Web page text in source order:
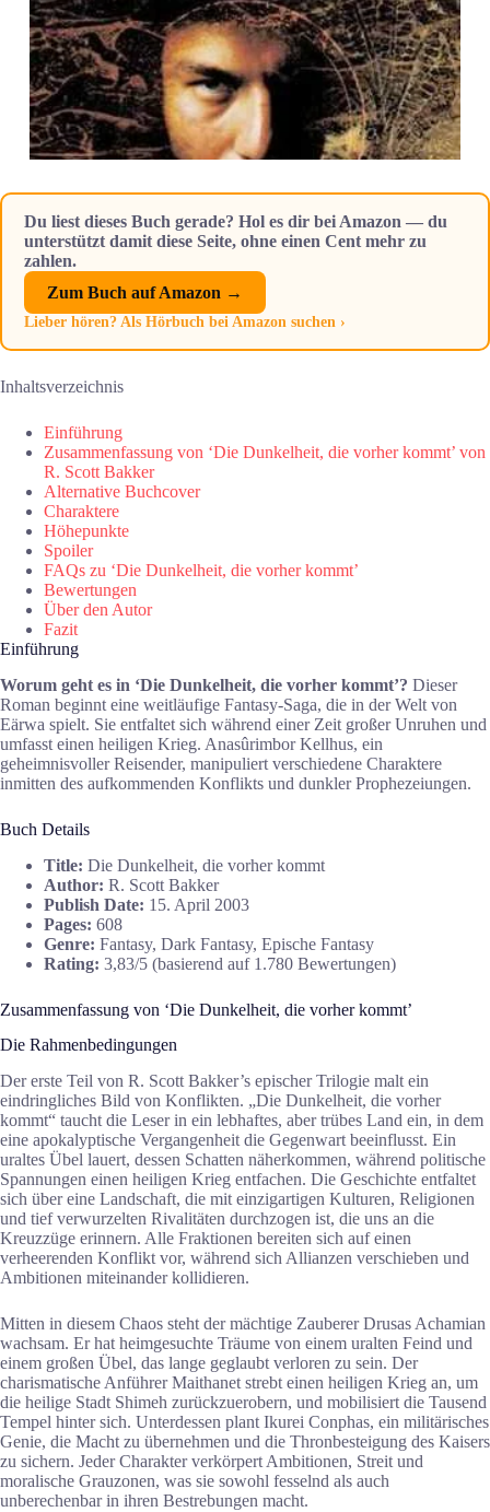
Du liest dieses Buch gerade? Hol es dir bei Amazon — du
unterstützt damit diese Seite, ohne einen Cent mehr zu
zahlen.
Zum Buch auf Amazon →
Lieber hören? Als Hörbuch bei Amazon suchen ›
Inhaltsverzeichnis
Einführung
Zusammenfassung von ‘Die Dunkelheit, die vorher kommt’ von
R. Scott Bakker
Alternative Buchcover
Charaktere
Höhepunkte
Spoiler
FAQs zu ‘Die Dunkelheit, die vorher kommt’
Bewertungen
Über den Autor
Fazit
Einführung
Worum geht es in ‘Die Dunkelheit, die vorher kommt’? Dieser
Roman beginnt eine weitläufige Fantasy-Saga, die in der Welt von
Eärwa spielt. Sie entfaltet sich während einer Zeit großer Unruhen und
umfasst einen heiligen Krieg. Anasûrimbor Kellhus, ein
geheimnisvoller Reisender, manipuliert verschiedene Charaktere
inmitten des aufkommenden Konflikts und dunkler Prophezeiungen.
Buch Details
Title: Die Dunkelheit, die vorher kommt
Author: R. Scott Bakker
Publish Date: 15. April 2003
Pages: 608
Genre: Fantasy, Dark Fantasy, Epische Fantasy
Rating: 3,83/5 (basierend auf 1.780 Bewertungen)
Zusammenfassung von ‘Die Dunkelheit, die vorher kommt’
Die Rahmenbedingungen
Der erste Teil von R. Scott Bakker’s epischer Trilogie malt ein
eindringliches Bild von Konflikten. „Die Dunkelheit, die vorher
kommt“ taucht die Leser in ein lebhaftes, aber trübes Land ein, in dem
eine apokalyptische Vergangenheit die Gegenwart beeinflusst. Ein
uraltes Übel lauert, dessen Schatten näherkommen, während politische
Spannungen einen heiligen Krieg entfachen. Die Geschichte entfaltet
sich über eine Landschaft, die mit einzigartigen Kulturen, Religionen
und tief verwurzelten Rivalitäten durchzogen ist, die uns an die
Kreuzzüge erinnern. Alle Fraktionen bereiten sich auf einen
verheerenden Konflikt vor, während sich Allianzen verschieben und
Ambitionen miteinander kollidieren.
Mitten in diesem Chaos steht der mächtige Zauberer Drusas Achamian
wachsam. Er hat heimgesuchte Träume von einem uralten Feind und
einem großen Übel, das lange geglaubt verloren zu sein. Der
charismatische Anführer Maithanet strebt einen heiligen Krieg an, um
die heilige Stadt Shimeh zurückzuerobern, und mobilisiert die Tausend
Tempel hinter sich. Unterdessen plant Ikurei Conphas, ein militärisches
Genie, die Macht zu übernehmen und die Thronbesteigung des Kaisers
zu sichern. Jeder Charakter verkörpert Ambitionen, Streit und
moralische Grauzonen, was sie sowohl fesselnd als auch
unberechenbar in ihren Bestrebungen macht.